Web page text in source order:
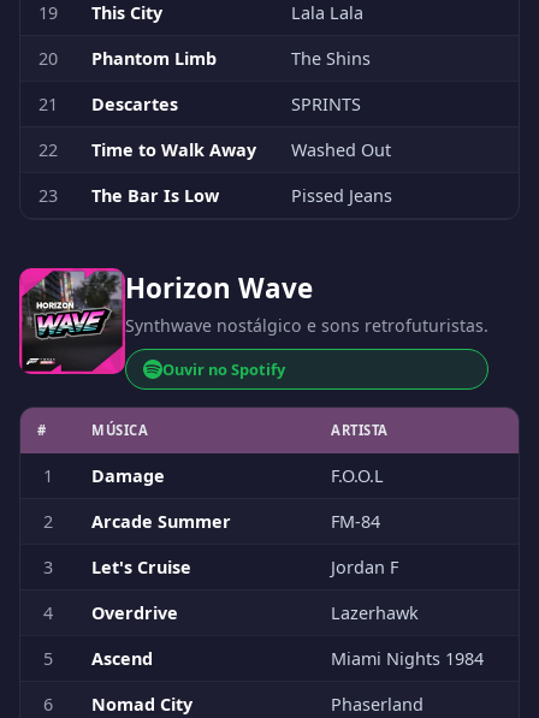
19 This City
Lala Lala
20
Phantom Limb
The Shins
21
Descartes
SPRINTS
22
Time to Walk Away
Washed Out
23
The Bar Is Low Pissed Jeans
Horizon Wave
Synthwave nostálgico e sons retrofuturistas.
Ouvir no Spotify
# MÚSICA ARTISTA
1 Damage
F.O.O.L
2
Arcade Summer
FM-84
3
Let's Cruise
Jordan F
4
Overdrive
Lazerhawk
5
Ascend
Miami Nights 1984
6
Nomad City Phaserland